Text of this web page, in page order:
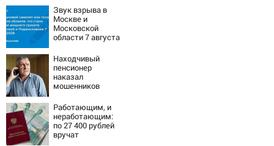
Россию и Китай:
это инструмент
первого
массированного
удара
Звук взрыва в
Москве и
Московской
области 7 августа
Причины,
источник, откуда
был громкий
хлопок
Находчивый
пенсионер
наказал
мошенников
способом
Работающим, и
неработающим:
по 27 400 рублей
вручат